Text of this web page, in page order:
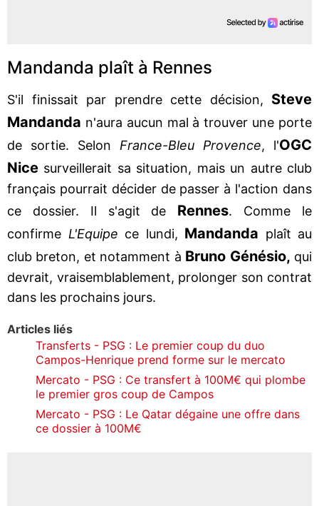
Mandanda plaît à Rennes
S'il finissait par prendre cette décision, Steve
Mandanda n'aura aucun mal à trouver une porte
de sortie. Selon France-Bleu Provence, l'OGC
Nice surveillerait sa situation, mais un autre club
français pourrait décider de passer à l'action dans
ce dossier. Il s'agit de Rennes. Comme le
confirme L'Equipe ce lundi, Mandanda plaît au
club breton, et notamment à Bruno Génésio, qui
devrait, vraisemblablement, prolonger son contrat
dans les prochains jours.
Articles liés
Transferts - PSG : Le premier coup du duo
Campos-Henrique prend forme sur le mercato
Mercato - PSG : Ce transfert à 100M€ qui plombe
le premier gros coup de Campos
Mercato - PSG : Le Qatar dégaine une offre dans
ce dossier à 100M€